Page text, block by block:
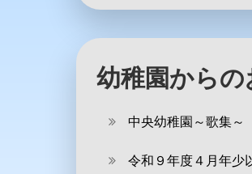
幼稚園から
中央幼稚園～歌集～
令和９年度４月年少